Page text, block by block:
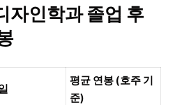
자인학과 졸업 후
평균 연봉 (호주 기
준)